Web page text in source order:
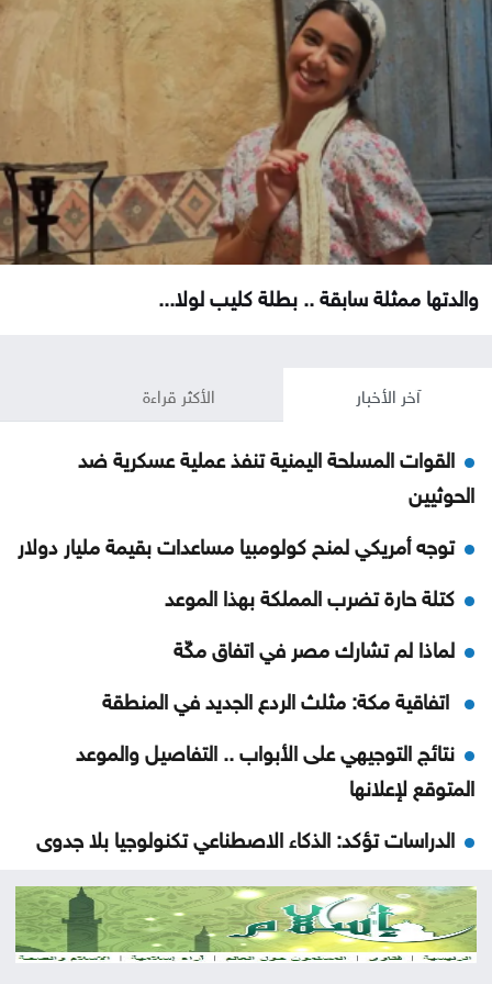
والدتها ممثلة سابقة .. بطلة كليب لولا...
آخر الأخبار الأكثر قراءة
القوات المسلحة اليمنية تنفذ عملية عسكرية ضد
الحوثيين
توجه أمريكي لمنح كولومبيا مساعدات بقيمة مليار دولار
كتلة حارة تضرب المملكة بهذا الموعد
لماذا لم تشارك مصر في اتفاق مكّة
اتفاقية مكة: مثلث الردع الجديد في المنطقة
نتائج التوجيهي على الأبواب .. التفاصيل والموعد
المتوقع لإعلانها
الدراسات تؤكد: الذكاء الاصطناعي تكنولوجيا بلا جدوى
تشابُك القيامة والنهوض في فلسطين وإسرائيل
هزيمة ترامب في مفاوضات إيران